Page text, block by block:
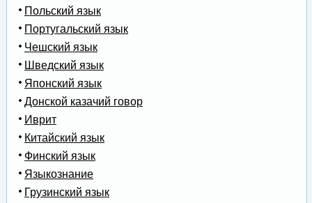
Польский язык
Португальский язык
Чешский язык
Шведский язык
Японский язык
Донской казачий говор
Иврит
Китайский язык
Финский язык
Языкознание
Грузинский язык